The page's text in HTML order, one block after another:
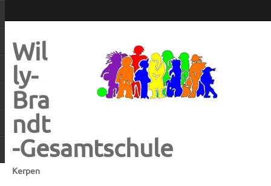
Wil
ly-
Bra
ndt
-Gesamtschule
Kerpen
leitungsgebundener Wasserspender von „BRITA“installiert,